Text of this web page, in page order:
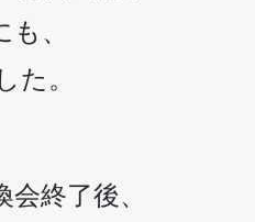
、
た。
終了後、